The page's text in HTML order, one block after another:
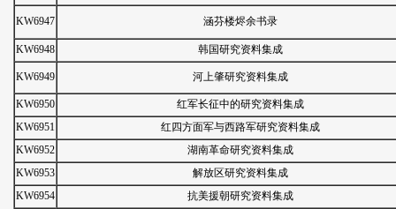
KW6947 涵芬楼烬余书录
KW6948 韩国研究资料集成
KW6949 河上肇研究资料集成
KW6950
红军长征中的研究资料集成
KW6951
红四方面军与西路军研究资料集成
KW6952
湖南革命研究资料集成
KW6953
解放区研究资料集成
KW6954
抗美援朝研究资料集成